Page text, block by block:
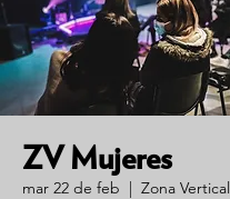
ZV Mujeres
mar 22 de feb
  |
Zona Vertical